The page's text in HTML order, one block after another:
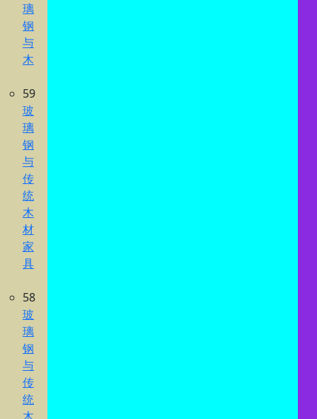
璃
钢
与
木
59
玻
璃
钢
与
传
统
木
材
家
具
58
玻
璃
钢
与
传
统